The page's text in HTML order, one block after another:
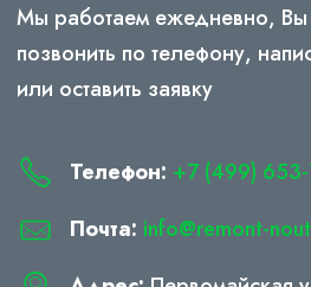
Мы работаем ежедневно,
позвонить по телефону,
или оставить заявку
Телефон: +7 (499) 653-
Почта: info@remont-